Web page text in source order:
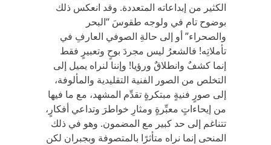
الكثير من إبداعاته المتعددة. وقد انعكس ذلك
بوضوح تام في ولوجه طقوسَ “البحر
والصحراء” أو إلى حالةِ الصوفي العارفِ في
تأملاتِه! فالشعرُ ليس مجردَ بوحٍ وتعبيرٍ فقط
إنما كشفٌ وانطلاقٌ ورؤيا! وإننا لنراه يميل إلى
التخلص من الصور الفنية التقليدية والمألوفة،
إلى صورٍ فنيةٍ مبتكرةٍ تقدِّم المشهد، مع ما فيها
من إيحاءاتٍ معبِّرةٍ ومثارِ خواطرَ وتداعي أفكارٍ،
تتناغم إلى حد كبير مع المضمون. وهو في ذلك
المنحى إنما نراه متأثرًا بالمتصوفة وبجبران لكن